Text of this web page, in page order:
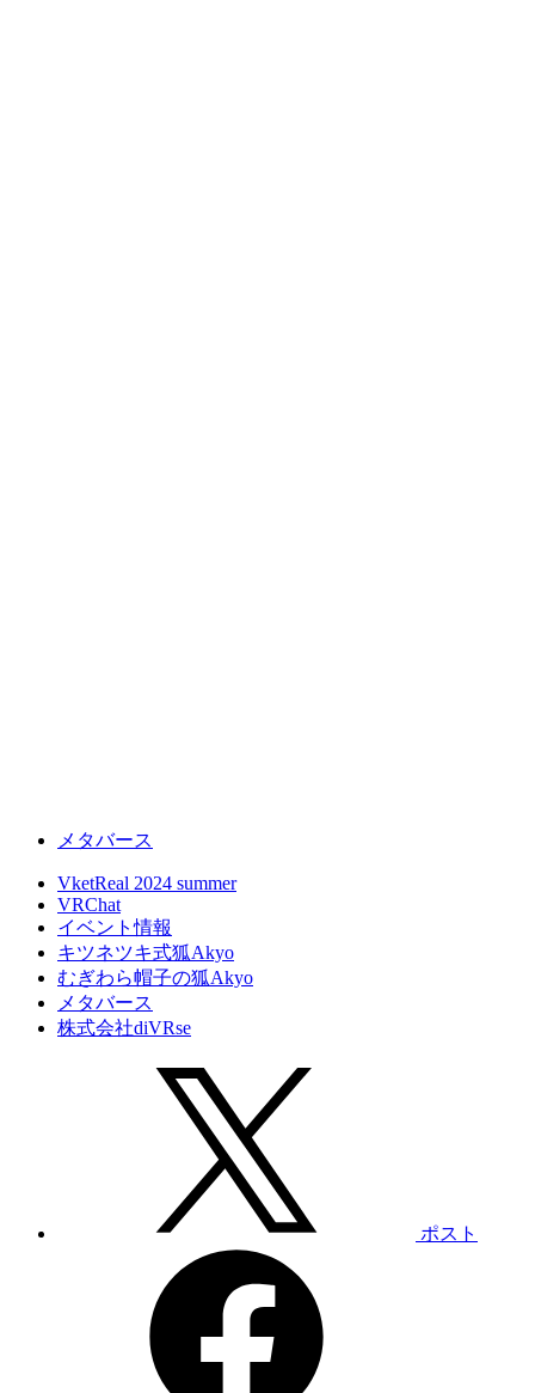
メタバース
VketReal 2024 summer
VRChat
イベント情報
キツネツキ式狐Akyo
むぎわら帽子の狐Akyo
メタバース
株式会社diVRse
ポスト